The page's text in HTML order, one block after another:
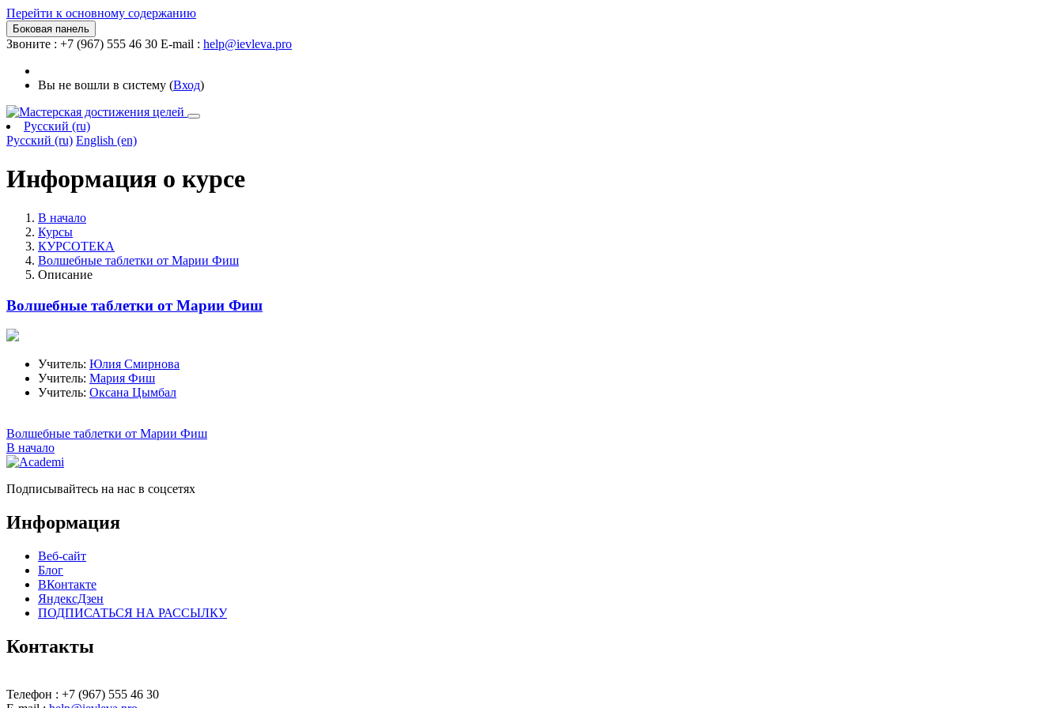
Перейти к основному содержанию
Боковая панель
Звоните : +7 (967) 555 46 30 E-mail : help@ievleva.pro
Вы не вошли в систему (Вход)
Русский ‎(ru)‎
Русский ‎(ru)‎ English ‎(en)‎
Информация о курсе
В начало
Курсы
КУРСОТЕКА
Волшебные таблетки от Марии Фиш
Описание
Волшебные таблетки от Марии Фиш
Учитель: Юлия Смирнова
Учитель: Мария Фиш
Учитель: Оксана Цымбал
Волшебные таблетки от Марии Фиш
В начало
Подписывайтесь на нас в соцсетях
Информация
Веб-сайт
Блог
ВКонтакте
ЯндексДзен
ПОДПИСАТЬСЯ НА РАССЫЛКУ
Контакты
Телефон : +7 (967) 555 46 30